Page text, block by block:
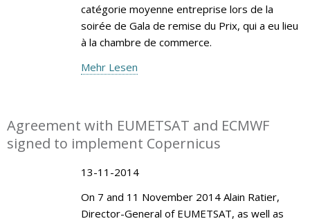
catégorie moyenne entreprise lors de la
soirée de Gala de remise du Prix, qui a eu lieu
à la chambre de commerce.
Mehr Lesen
Agreement with EUMETSAT and ECMWF
signed to implement Copernicus
13-11-2014
On 7 and 11 November 2014 Alain Ratier,
Director-General of EUMETSAT, as well as